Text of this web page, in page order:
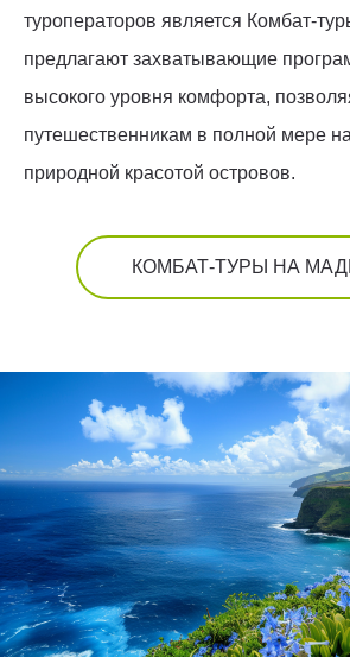
туроператоров является Комбат-
предлагают захватывающие
высокого уровня комфорта,
путешественникам в полной мере
природной красотой островов.
КОМБАТ-ТУРЫ НА